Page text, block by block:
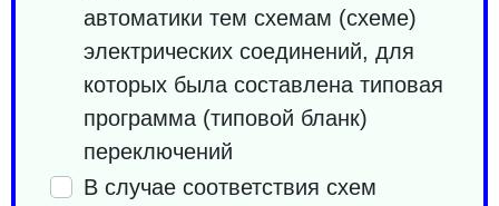
автоматики тем схемам (схеме)
электрических соединений, для
которых была составлена типовая
программа (типовой бланк)
переключений
В случае соответствия схем